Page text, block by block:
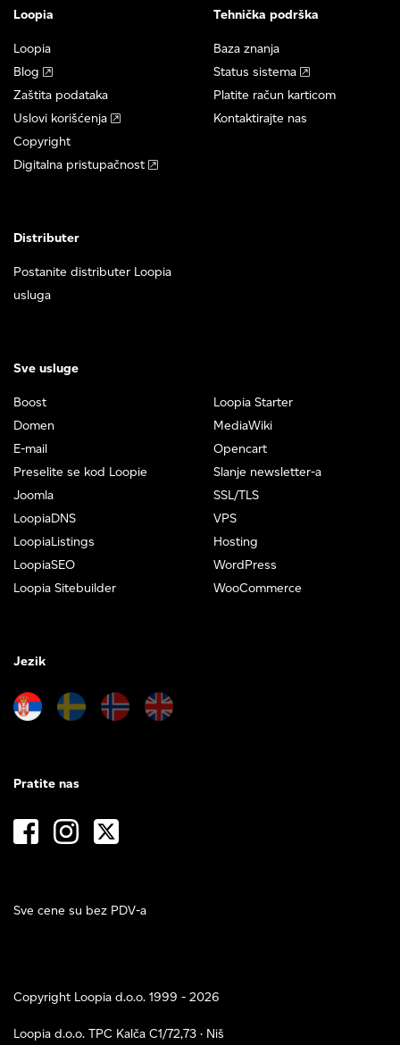
Loopia
Loopia
Blog
Zaštita podataka
Uslovi korišćenja
Copyright
Digitalna pristupačnost
Tehnička podrška
Baza znanja
Status sistema
Platite račun karticom
Kontaktirajte nas
Distributer
Postanite distributer Loopia
usluga
Sve usluge
Boost
Domen
E-mail
Preselite se kod Loopie
Joomla
LoopiaDNS
LoopiaListings
LoopiaSEO
Loopia Sitebuilder
Loopia Starter
MediaWiki
Opencart
Slanje newsletter-a
SSL/TLS
VPS
Hosting
WordPress
WooCommerce
Jezik
Sve cene su bez PDV-a
Pratite nas
Copyright Loopia d.o.o. 1999 - 2026
Loopia d.o.o. TPC Kalča C1/72,73 · Niš